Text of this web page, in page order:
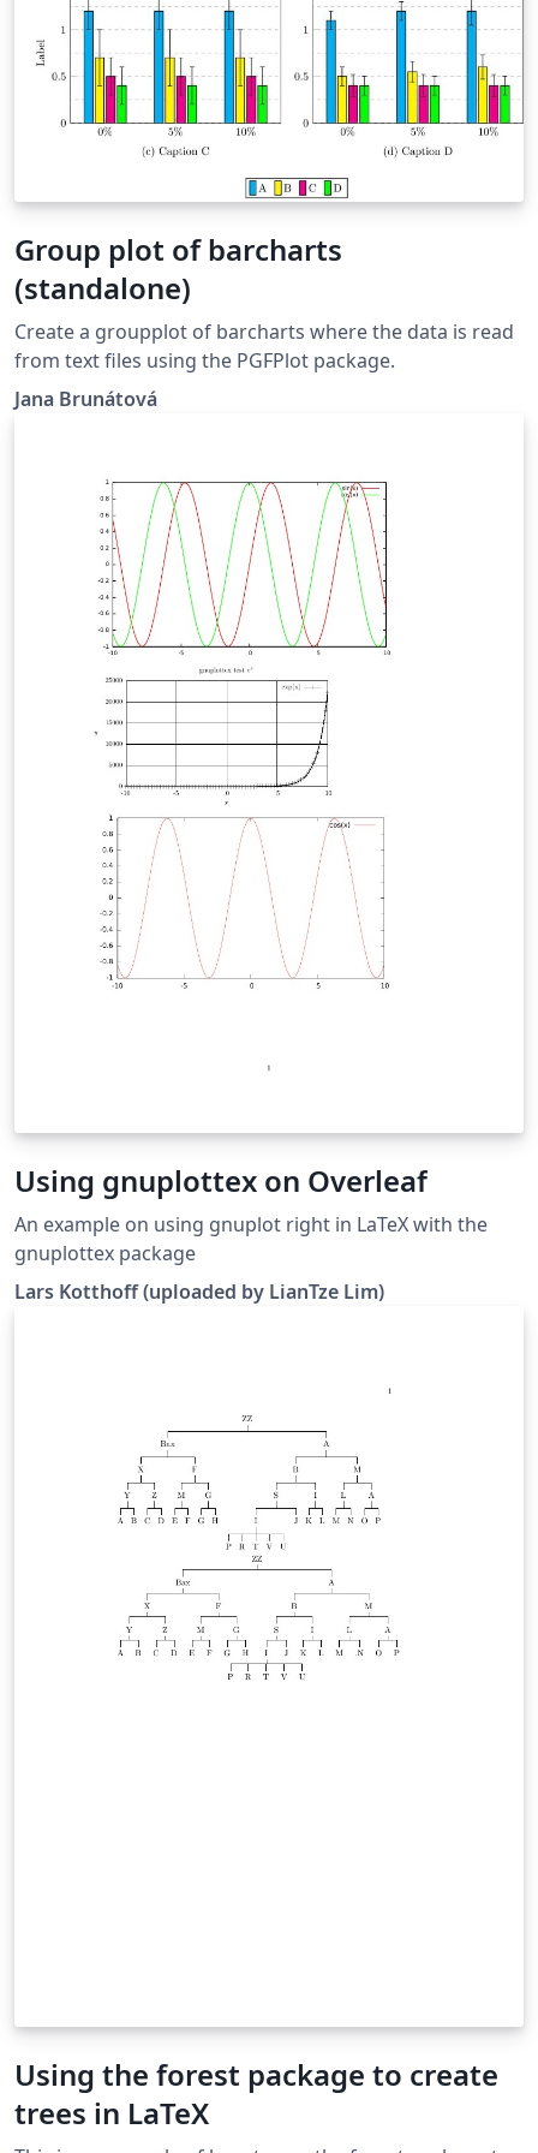
con las opciones adecuadas para que las curvas
aparezcan en colores diferentes.
Group plot of barcharts
(standalone)
Create a groupplot of barcharts where the data is read
from text files using the PGFPlot package.
Jana Brunátová
Using gnuplottex on Overleaf
An example on using gnuplot right in LaTeX with the
gnuplottex package
Lars Kot­thoff (uploaded by LianTze Lim)
Using the forest package to create
trees in LaTeX